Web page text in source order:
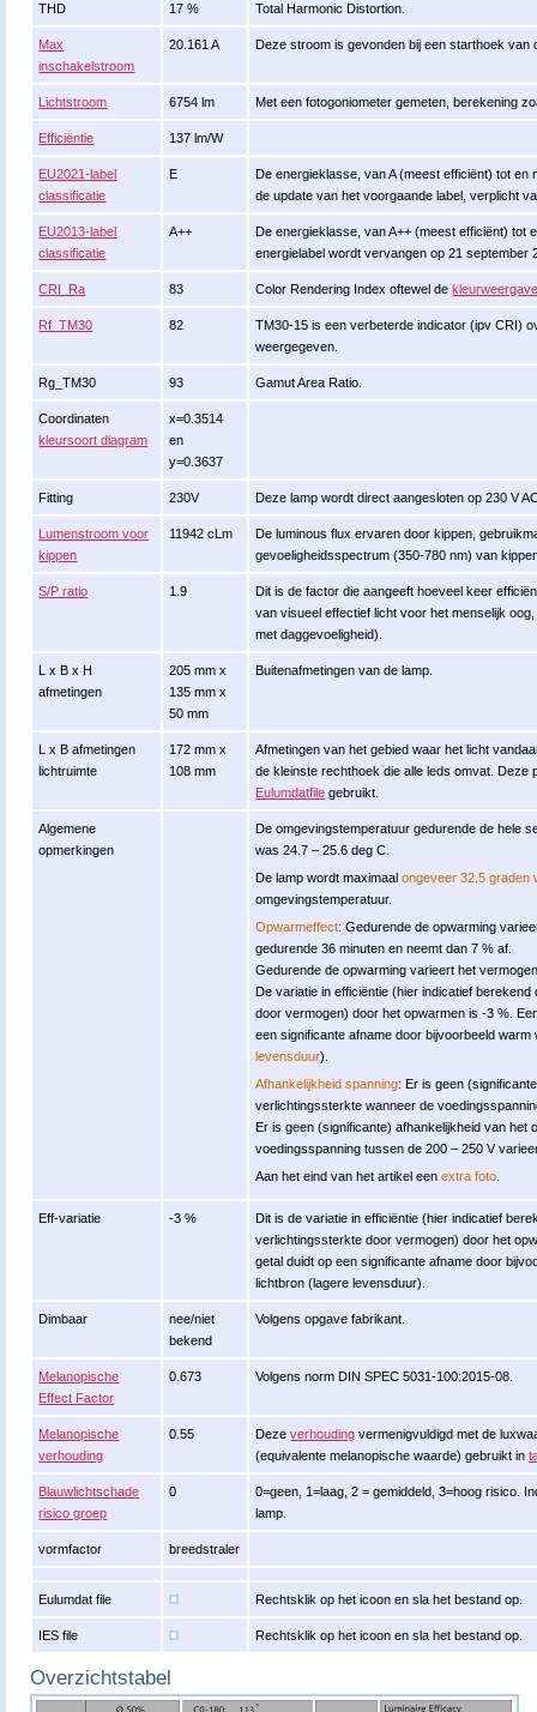
THD 17 % Total Harmonic Distortion.
Max
inschakelstroom
20.161 A Deze stroom is gevonden bij een starthoek van
Lichtstroom 6754 lm Met een fotogoniometer gemeten, berekening
Efficiëntie 137 lm/W
EU2021-label
classificatie
E
De energieklasse, van A (meest efficiënt) tot en
de update van het voorgaande label, verplicht
EU2013-label
classificatie
A++
De energieklasse, van A++ (meest efficiënt) tot
energielabel wordt vervangen op 21 september
CRI_Ra 83 Color Rendering Index oftewel de
Rf_TM30 82
TM30-15 is een verbeterde indicator (ipv CRI)
weergegeven.
Rg_TM30 93 Gamut Area Ratio.
Coordinaten
kleursoort diagram
x=0.3514
en
y=0.3637
Fitting 230V Deze lamp wordt direct aangesloten op 230 V
Lumenstroom voor
kippen
11942 cLm
De luminous flux ervaren door kippen,
gevoeligheidsspectrum (350-780 nm) van
S/P ratio 1.9
Dit is de factor die aangeeft hoeveel keer
van visueel effectief licht voor het menselijk
met daggevoeligheid).
L x B x H
afmetingen
205 mm x
135 mm x
50 mm
Buitenafmetingen van de lamp.
L x B afmetingen
lichtruimte
172 mm x
108 mm
Afmetingen van het gebied waar het licht
de kleinste rechthoek die alle leds omvat. Deze
Eulumdatfile gebruikt.
Algemene
opmerkingen
De omgevingstemperatuur gedurende de hele
was 24.7 – 25.6 deg C.
De lamp wordt maximaalongeveer 32.5 graden
omgevingstemperatuur.
Opwarmeffect: Gedurende de opwarming
gedurende 36 minuten en neemt dan 7 % af.
Gedurende de opwarming varieert het
De variatie in efficiëntie (hier indicatief
door vermogen) door het opwarmen is -3 %.
een significante afname door bijvoorbeeld
levensduur).
Afhankelijkheid spanning: Er is geen
verlichtingssterkte wanneer de
Er is geen (significante) afhankelijkheid van het
voedingsspanning tussen de 200 – 250 V
Aan het eind van het artikel eenextra foto
Eff-variatie -3 %
Dit is de variatie in efficiëntie (hier indicatief
verlichtingssterkte door vermogen) door het
getal duidt op een significante afname door
lichtbron (lagere levensduur).
Dimbaar
nee/niet
bekend
Volgens opgave fabrikant.
Melanopische
Effect Factor
0.673 Volgens norm DIN SPEC 5031-100:2015-08.
Melanopische
verhouding
0.55 Dezeverhouding vermenigvuldigd met de
(equivalente melanopische waarde) gebruikt in
Blauwlichtschade
risico groep
0
0=geen, 1=laag, 2 = gemiddeld, 3=hoog risico.
lamp.
vormfactor breedstraler
Eulumdat file Rechtsklik op het icoon en sla het bestand op.
IES file Rechtsklik op het icoon en sla het bestand op.
Overzichtstabel